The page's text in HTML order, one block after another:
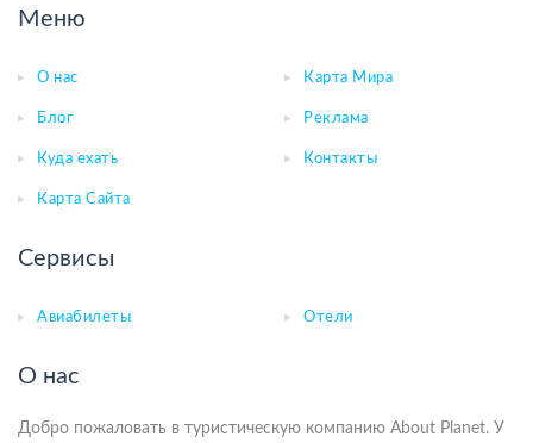
Меню
О нас Карта Мира
Блог Реклама
Куда ехать Контакты
Карта Сайта
Сервисы
Авиабилеты Отели
О нас
Добро пожаловать в туристическую компанию About Planet. У